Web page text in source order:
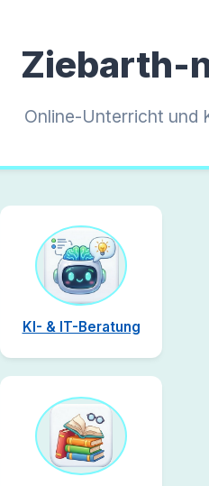
Ziebarth-
Online-Unterricht und
KI- & IT-Beratung